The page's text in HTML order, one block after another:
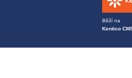
Běží na
Kentico